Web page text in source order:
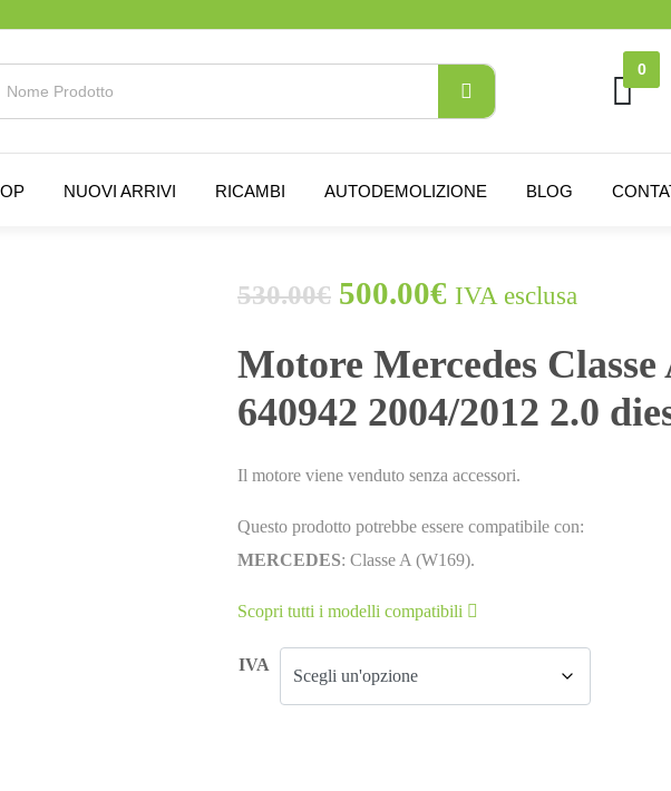
0
NUOVI ARRIVI RICAMBI AUTODEMOLIZIONE BLOG
530.00€ 500.00€ IVA esclusa
Motore Mercedes Classe
640942 2004/2012 2.0
Il motore viene venduto senza accessori.
Questo prodotto potrebbe essere compatibile con:
MERCEDES: Classe A (W169).
Scopri tutti i modelli compatibili
IVA